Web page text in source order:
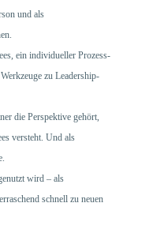
und als
ein individueller Prozess-
zu Leadership-
die Perspektive gehört,
versteht. Und als
wird – als
schnell zu neuen